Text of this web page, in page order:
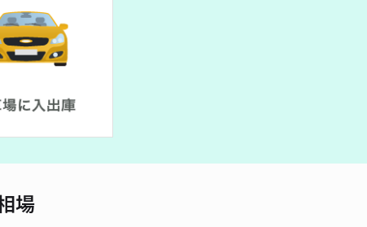
0/ 0件
〜/ 日 ¥5〜 / 15分
貸し可
間24時間営業
場